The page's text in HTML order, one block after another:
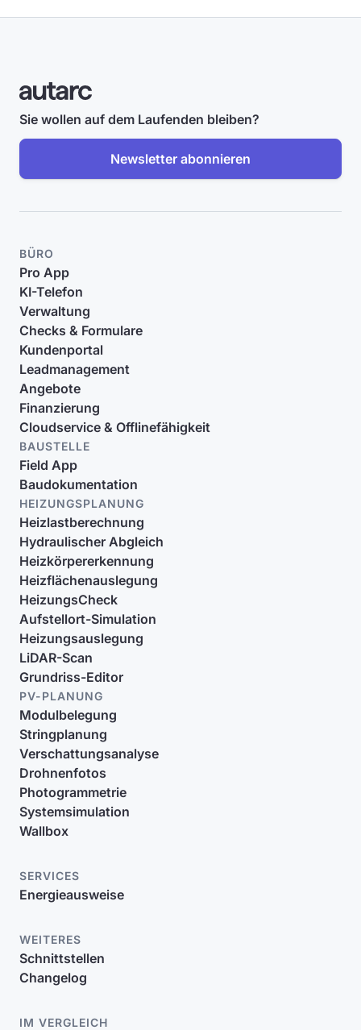
Sie wollen auf dem Laufenden bleiben?
Newsletter abonnieren
BÜRO
Pro App
KI-Telefon
Verwaltung
Checks & Formulare
Kundenportal
Leadmanagement
Angebote
Finanzierung
Cloudservice & Offlinefähigkeit
BAUSTELLE
Field App
Baudokumentation
HEIZUNGSPLANUNG
Heizlastberechnung
Hydraulischer Abgleich
Heizkörpererkennung
Heizflächenauslegung
HeizungsCheck
Aufstellort-Simulation
Heizungsauslegung
LiDAR-Scan
Grundriss-Editor
PV-PLANUNG
Modulbelegung
Stringplanung
Verschattungsanalyse
Drohnenfotos
Photogrammetrie
Systemsimulation
Wallbox
SERVICES
Energieausweise
WEITERES
Schnittstellen
Changelog
IM VERGLEICH